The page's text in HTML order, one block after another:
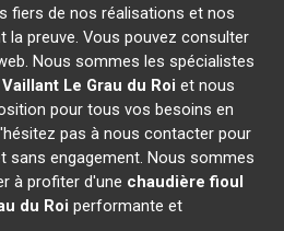
fiers de nos réalisations et nos
preuve. Vous pouvez consulter
Nous sommes les spécialistes
Le Grau du Roi et nous
pour tous vos besoins en
pas à nous contacter pour
sans engagement. Nous sommes
à profiter d'une chaudière fioul
du Roi performante et